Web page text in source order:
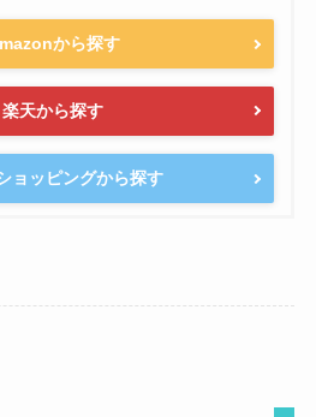
から探す
楽天から探す
ョッピングから探す